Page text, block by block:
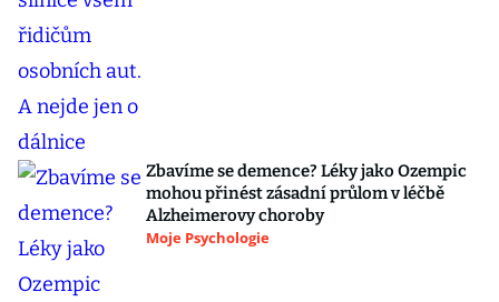
Zbavíme se demence? Léky jako Ozempic
mohou přinést zásadní průlom v léčbě
Alzheimerovy choroby
Moje Psychologie